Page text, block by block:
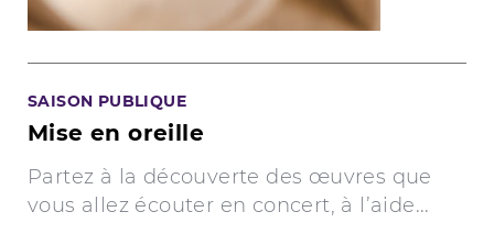
SAISON PUBLIQUE
Mise en oreille
Partez à la découverte des œuvres que
vous allez écouter en concert, à l’aide...